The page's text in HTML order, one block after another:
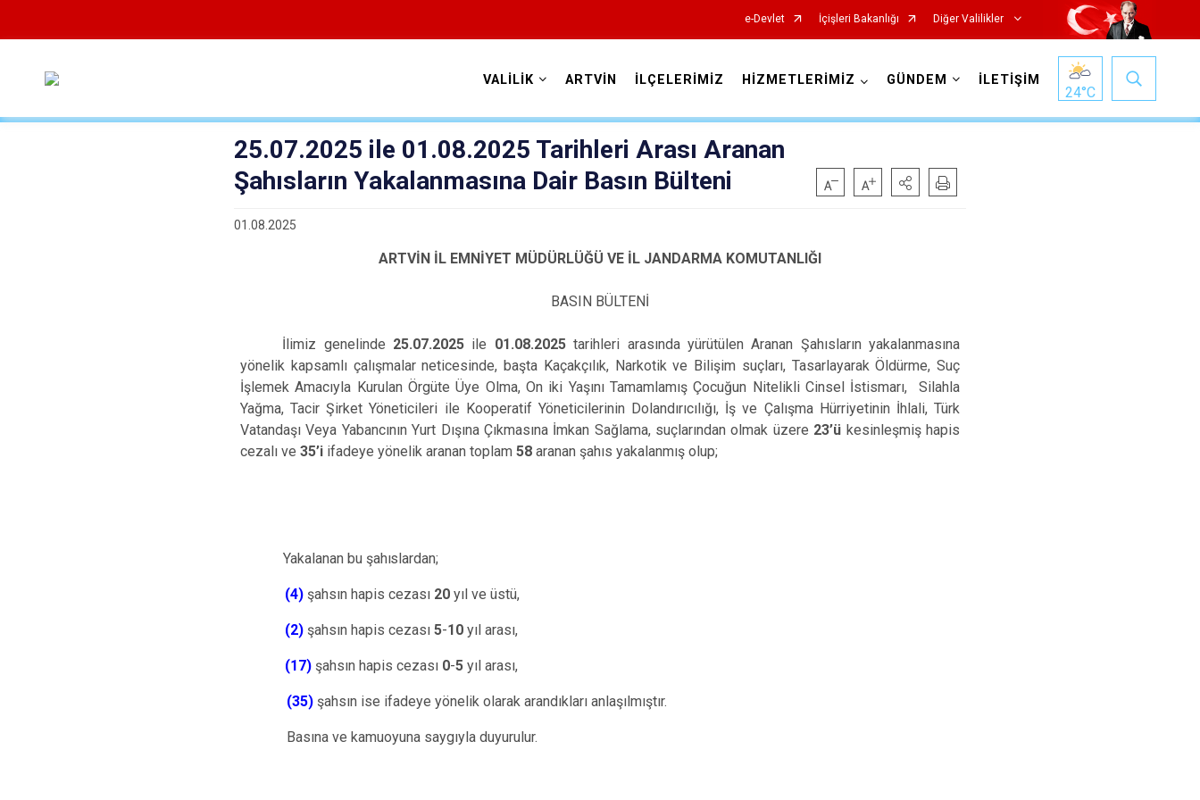
e-Devlet İçişleri Bakanlığı Diğer Valilikler
VALİLİK ARTVİN İLÇELERİMİZ HİZMETLERİMİZ GÜNDEM İLETİŞİM
24°C
25.07.2025 ile 01.08.2025 Tarihleri Arası Aranan
Şahısların Yakalanmasına Dair Basın Bülteni
01.08.2025
ARTVİN İL EMNİYET MÜDÜRLÜĞÜ VE İL JANDARMA KOMUTANLIĞI
BASIN BÜLTENİ
İlimiz genelinde 25.07.2025 ile 01.08.2025tarihleri arasında yürütülen Aranan Şahısların yakalanmasına
yönelik kapsamlı çalışmalar neticesinde, başta Kaçakçılık, Narkotik ve Bilişim suçları, Tasarlayarak Öldürme, Suç
İşlemek Amacıyla Kurulan Örgüte Üye Olma, On iki Yaşını Tamamlamış Çocuğun Nitelikli Cinsel İstismarı, Silahla
Yağma, Tacir Şirket Yöneticileri ile Kooperatif Yöneticilerinin Dolandırıcılığı, İş ve Çalışma Hürriyetinin İhlali, Türk
Vatandaşı Veya Yabancının Yurt Dışına Çıkmasına İmkan Sağlama, suçlarından olmak üzere 23’ü kesinleşmiş hapis
cezalı ve 35’i ifadeye yönelik aranan toplam 58 aranan şahıs yakalanmış olup;
Yakalanan bu şahıslardan;
(4) şahsın hapis cezası 20yıl ve üstü,
(2) şahsın hapis cezası5-10yıl arası,
(17) şahsın hapis cezası 0-5yıl arası,
(35) şahsın ise ifadeye yönelik olarak arandıkları anlaşılmıştır.
Basına ve kamuoyuna saygıyla duyurulur.